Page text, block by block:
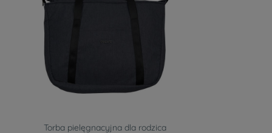
Torba pielęgnacyjna dla rodzica